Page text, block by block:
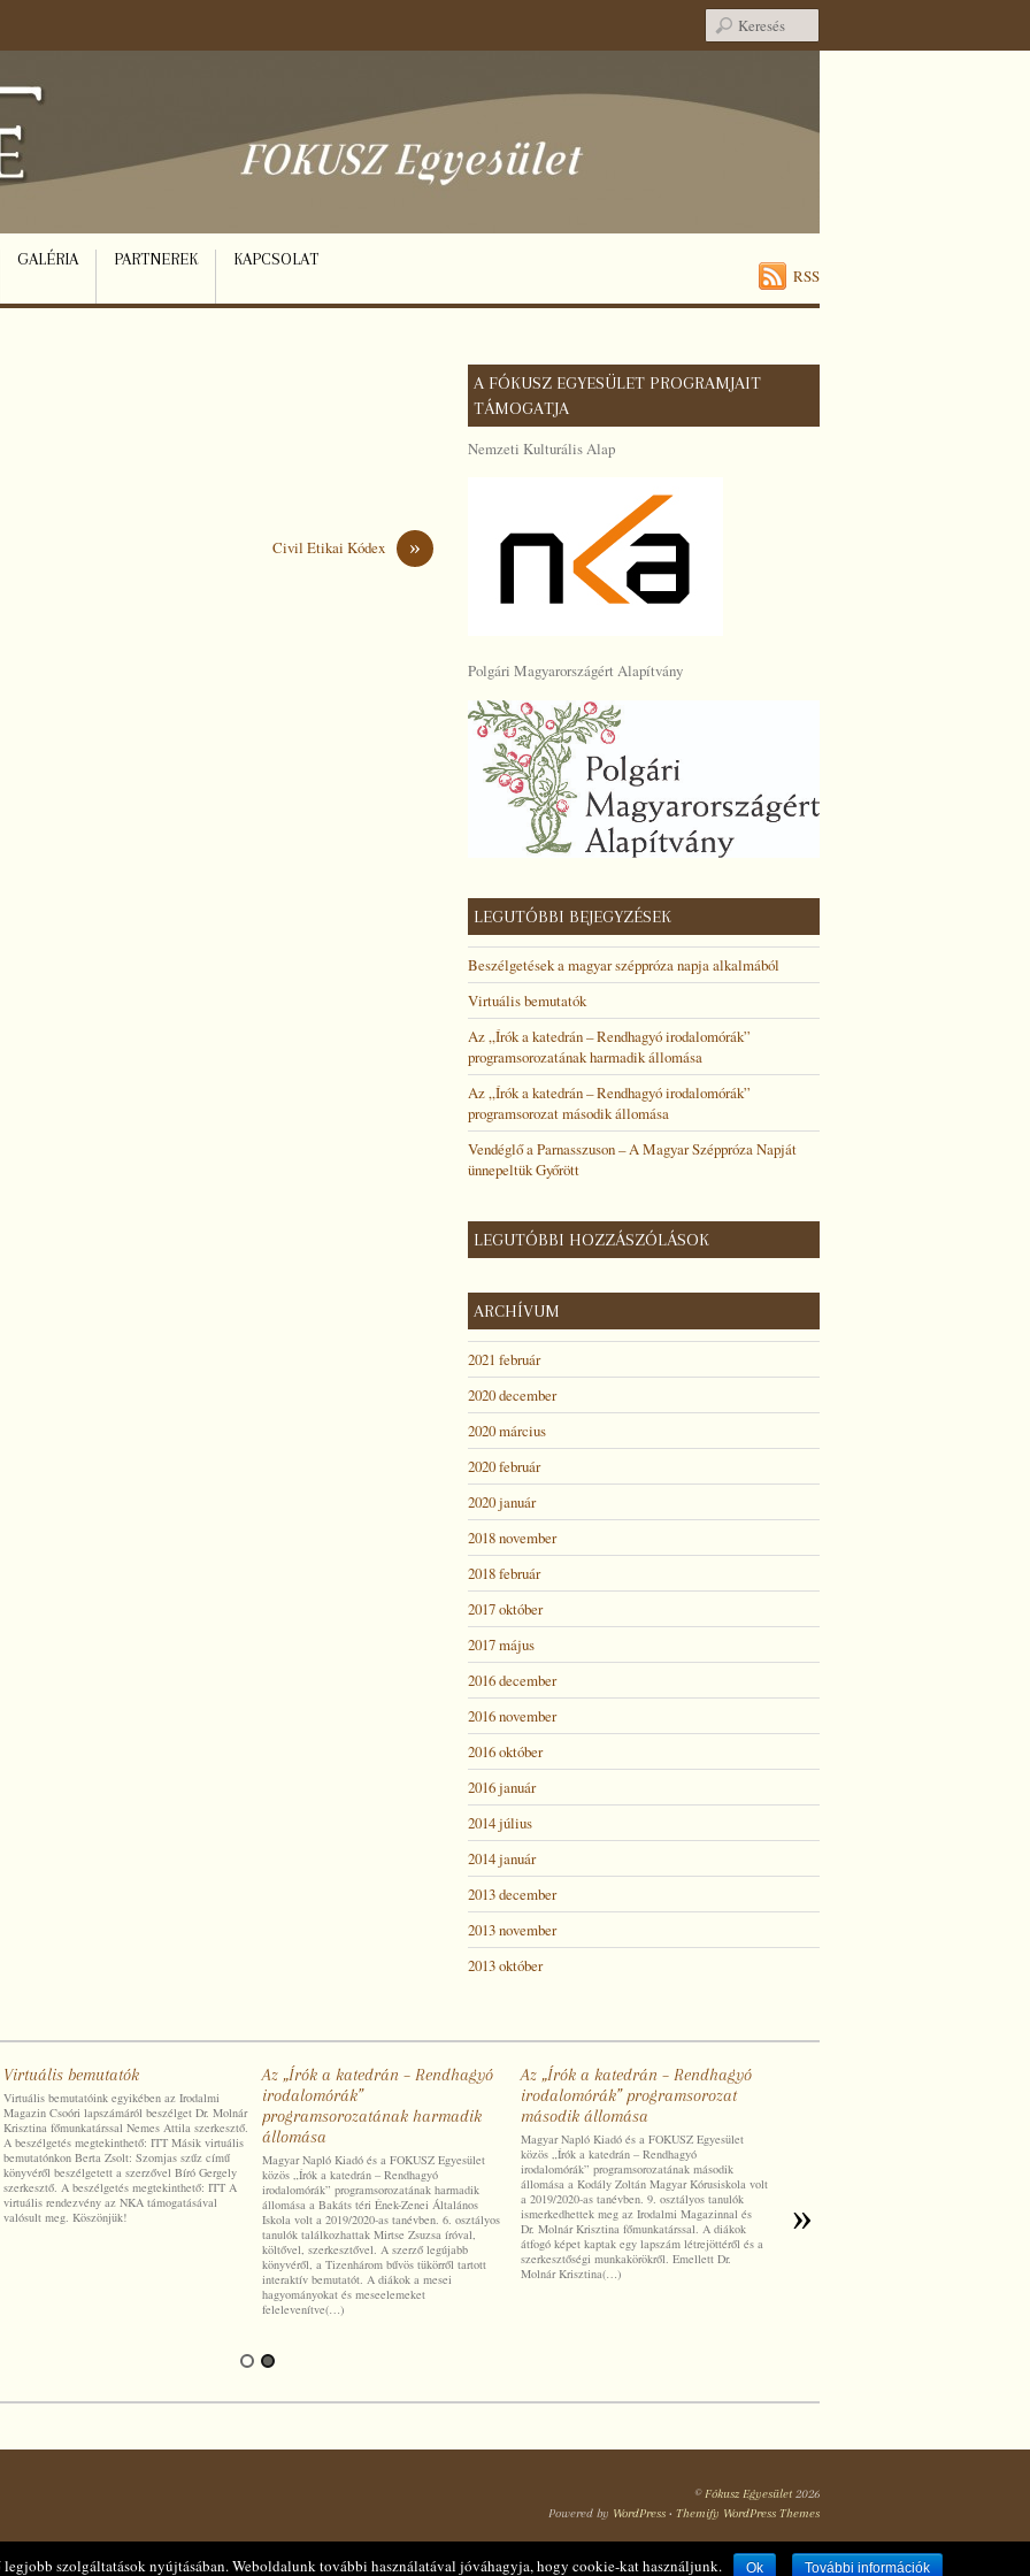
RSS
GALÉRIA PARTNEREK KAPCSOLAT
»
Civil Etikai Kódex
A FÓKUSZ EGYESÜLET PROGRAMJAIT
TÁMOGATJA
Nemzeti Kulturális Alap
Polgári Magyarországért Alapítvány
LEGUTÓBBI BEJEGYZÉSEK
Beszélgetések a magyar széppróza napja alkalmából
Virtuális bemutatók
Az „Írók a katedrán – Rendhagyó irodalomórák”
programsorozatának harmadik állomása
Az „Írók a katedrán – Rendhagyó irodalomórák”
programsorozat második állomása
Vendéglő a Parnasszuson – A Magyar Széppróza Napját
ünnepeltük Győrött
LEGUTÓBBI HOZZÁSZÓLÁSOK
ARCHÍVUM
2021 február
2020 december
2020 március
2020 február
2020 január
2018 november
2018 február
2017 október
2017 május
2016 december
2016 november
2016 október
2016 január
2014 július
2014 január
2013 december
2013 november
2013 október
Virtuális bemutatók
Virtuális bemutatóink egyikében az Irodalmi
Magazin Csoóri lapszámáról beszélget Dr. Molnár
Krisztina főmunkatárssal Nemes Attila szerkesztő.
A beszélgetés megtekinthető: ITT Másik virtuális
bemutatónkon Berta Zsolt: Szomjas szűz című
könyvéről beszélgetett a szerzővel Bíró Gergely
szerkesztő. A beszélgetés megtekinthető: ITT A
virtuális rendezvény az NKA támogatásával
valósult meg. Köszönjük!
Az „Írók a katedrán – Rendhagyó
irodalomórák”
programsorozatának harmadik
állomása
Magyar Napló Kiadó és a FOKUSZ Egyesület
közös „Írók a katedrán – Rendhagyó
irodalomórák” programsorozatának harmadik
állomása a Bakáts téri Ének-Zenei Általános
Iskola volt a 2019/2020-as tanévben. 6. osztályos
tanulók találkozhattak Mirtse Zsuzsa íróval,
költővel, szerkesztővel. A szerző legújabb
könyvéről, a Tizenhárom bűvös tükörről tartott
interaktív bemutatót. A diákok a mesei
hagyományokat és meseelemeket
felelevenítve(…)
Az „Írók a katedrán – Rendhagyó
irodalomórák” programsorozat
második állomása
Magyar Napló Kiadó és a FOKUSZ Egyesület
közös „Írók a katedrán – Rendhagyó
irodalomórák” programsorozatának második
állomása a Kodály Zoltán Magyar Kórusiskola volt
a 2019/2020-as tanévben. 9. osztályos tanulók
ismerkedhettek meg az Irodalmi Magazinnal és
Dr. Molnár Krisztina főmunkatárssal. A diákok
átfogó képet kaptak egy lapszám létrejöttéről és a
szerkesztőségi munkakörökről. Emellett Dr.
Molnár Krisztina(…)
Hangraforgó zenekar dalát követően Horváth
Sándor Domonkos igazgató, majd Nemes Attila, a
»
©Fókusz Egyesület 2026
Powered by WordPress • Themify WordPress Themes
szolgáltatások nyújtásában. Weboldalunk további használatával jóváhagyja, hogy cookie-kat használjunk. Ok További információk